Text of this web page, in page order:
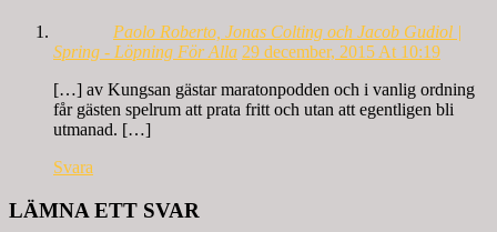
Paolo Roberto, Jonas Colting och Jacob Gudiol |
Spring - Löpning För Alla 29 december, 2015 At 10:19
[…] av Kungsan gästar maratonpodden och i vanlig ordning
får gästen spelrum att prata fritt och utan att egentligen bli
utmanad. […]
Svara
LÄMNA ETT SVAR